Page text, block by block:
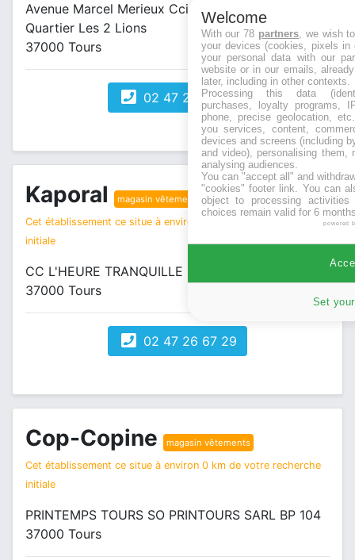
Avenue Marcel Merieux Ccial l'Heure Tranquille
Quartier Les 2 Lions
37000 Tours
02 47 25 28 75
Kaporal magasin vêtements
Cet établissement ce situe à environ 0 km de votre recherche
initiale
CC L'HEURE TRANQUILLE avenue Marcel Mérieux
37000 Tours
02 47 26 67 29
Cop-Copine magasin vêtements
Cet établissement ce situe à environ 0 km de votre recherche
initiale
PRINTEMPS TOURS SO PRINTOURS SARL BP 104
37000 Tours
Welcome
With our 78 partners, we wish
your devices (cookies, pixels
your personal data with our
website or in our emails,
later, including in other contexts.
Processing this data
purchases, loyalty programs,
phone, precise geolocation,
you services, content,
devices and screens (including
and video), personalising them,
analysing audiences.
You can "accept all" and
"cookies" footer link . You can
object to processing
choices remain valid for 6
powered
Set